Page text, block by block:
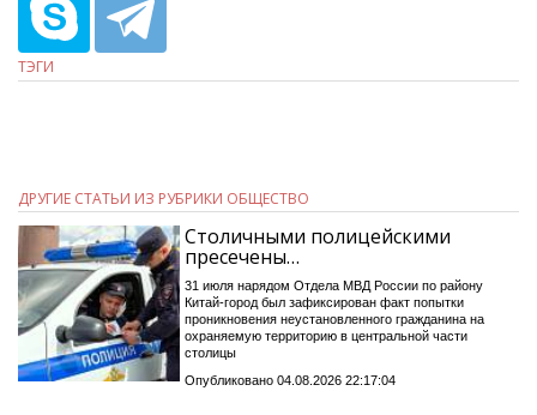
ТЭГИ
ДРУГИЕ СТАТЬИ ИЗ РУБРИКИ ОБЩЕСТВО
Столичными полицейскими
пресечены…
31 июля нарядом Отдела МВД России по району
Китай-город был зафиксирован факт попытки
проникновения неустановленного гражданина на
охраняемую территорию в центральной части
столицы
Опубликовано 04.08.2026 22:17:04